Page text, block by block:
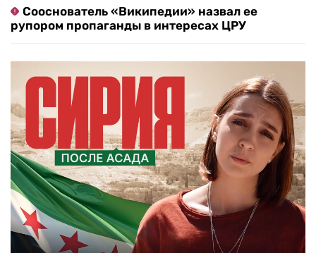
Сооснователь «Википедии» назвал ее
рупором пропаганды в интересах ЦРУ